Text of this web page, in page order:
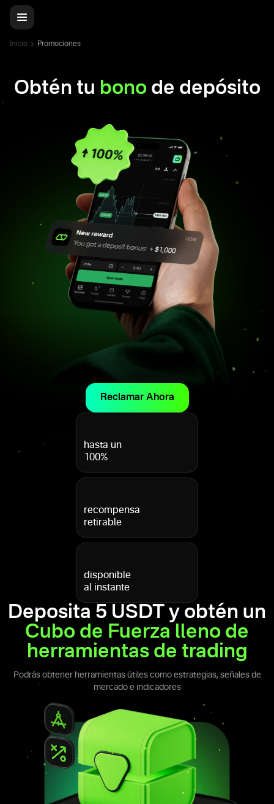
Inicio Promociones
Obtén tu bono de depósito
hasta un
100%
recompensa
retirable
disponible
al instante
Reclamar Ahora
Deposita 5 USDT y obtén un
Cubo de Fuerza lleno de
herramientas de trading
Podrás obtener herramientas útiles como estrategias, señales de
mercado e indicadores